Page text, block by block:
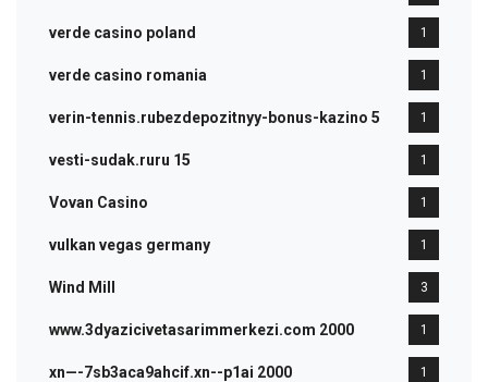
verde casino poland 1
verde casino romania 1
verin-tennis.rubezdepozitnyy-bonus-kazino 5 1
vesti-sudak.ruru 15 1
Vovan Casino 1
vulkan vegas germany 1
Wind Mill 3
www.3dyazicivetasarimmerkezi.com 2000 1
xn—-7sb3aca9ahcif.xn--p1ai 2000 1